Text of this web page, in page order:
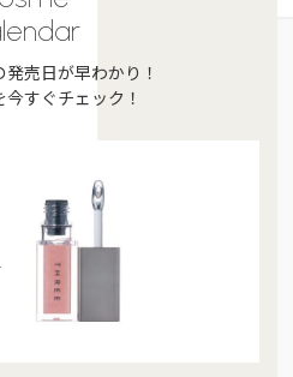
売日が早わかり！
すぐチェック！